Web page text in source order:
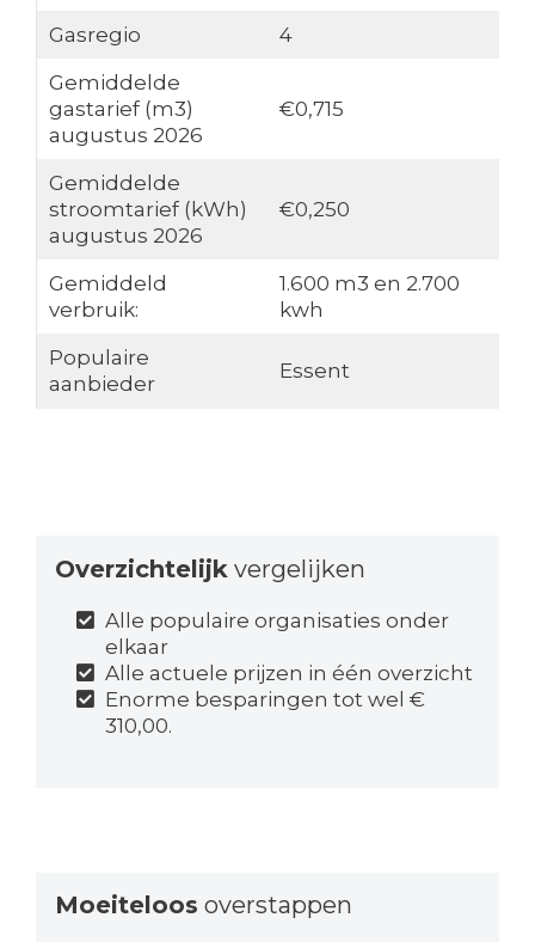
Gasregio
4
Gemiddelde
gastarief (m3)
augustus 2026
€0,715
Gemiddelde
stroomtarief (kWh)
augustus 2026
€0,250
Gemiddeld
verbruik:
1.600 m3 en 2.700
kwh
Populaire
aanbieder
Essent
Overzichtelijk vergelijken
Alle populaire organisaties onder
elkaar
Alle actuele prijzen in één overzicht
Enorme besparingen tot wel €
310,00.
Moeiteloos overstappen